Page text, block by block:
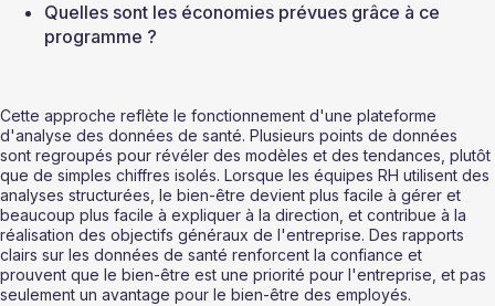
Quelles sont les économies prévues grâce à ce
programme ?
Cette approche reflète le fonctionnement d'une plateforme
d'analyse des données de santé. Plusieurs points de données
sont regroupés pour révéler des modèles et des tendances, plutôt
que de simples chiffres isolés. Lorsque les équipes RH utilisent des
analyses structurées, le bien-être devient plus facile à gérer et
beaucoup plus facile à expliquer à la direction, et contribue à la
réalisation des objectifs généraux de l'entreprise. Des rapports
clairs sur les données de santé renforcent la confiance et
prouvent que le bien-être est une priorité pour l'entreprise, et pas
seulement un avantage pour le bien-être des employés.